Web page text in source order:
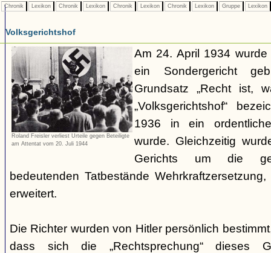
Chronik Lexikon Chronik Lexikon Chronik Lexikon Chronik Lexikon Gruppe Lexikon
Volksgerichtshof
Roland Freisler verliest Urteile gegen Beteiligte
am Attentat vom 20. Juli 1944
Am 24. April 1934
ein Sondergericht
Grundsatz „Recht ist,
„Volksgerichtshof“
1936 in ein
wurde. Gleichzeitig
Gerichts um die
bedeutenden Tatbestände
erweitert.
Die Richter wurden von Hitler persönlich
dass sich die „Rechtsprechung“ dieses